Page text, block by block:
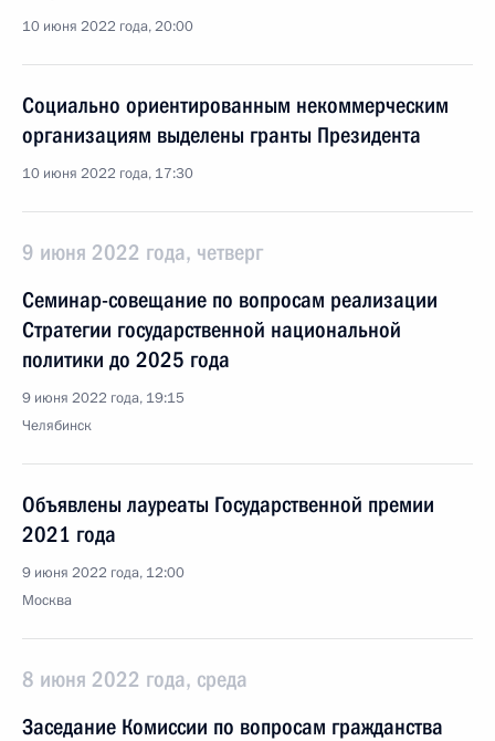
10 июня 2022 года, 20:00
Социально ориентированным некоммерческим
организациям выделены гранты Президента
10 июня 2022 года, 17:30
9 июня 2022 года, четверг
Семинар-совещание по вопросам реализации
Стратегии государственной национальной
политики до 2025 года
9 июня 2022 года, 19:15
Челябинск
Объявлены лауреаты Государственной премии
2021 года
9 июня 2022 года, 12:00
Москва
8 июня 2022 года, среда
Заседание Комиссии по вопросам гражданства